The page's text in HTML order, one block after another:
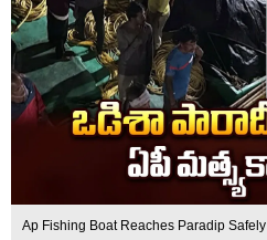
Ap Fishing Boat Reaches Paradip Safely